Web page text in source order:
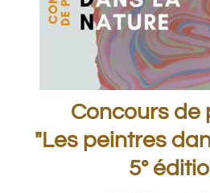
Concours de
"Les peintres
5°